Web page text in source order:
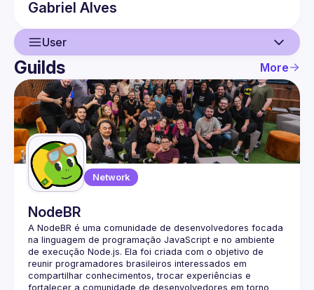
Gabriel Alves
User
User
Events
Guilds
Guilds More
Network
NodeBR
A NodeBR é uma comunidade de desenvolvedores focada
na linguagem de programação JavaScript e no ambiente
de execução Node.js. Ela foi criada com o objetivo de
reunir programadores brasileiros interessados em
compartilhar conhecimentos, trocar experiências e
fortalecer a comunidade de desenvolvedores em torno